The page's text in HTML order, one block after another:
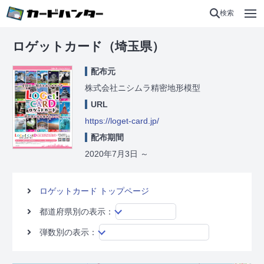
検索
ロゲットカード（埼玉県）
配布元
株式会社ニシムラ精密地形模型
URL
https://loget-card.jp/
配布期間
2020年7月3日 ～
ロゲットカード トップページ
都道府県別の表示：
弾数別の表示：